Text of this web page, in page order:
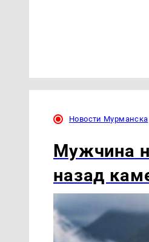
Новости Мурманска
Мужчина
назад